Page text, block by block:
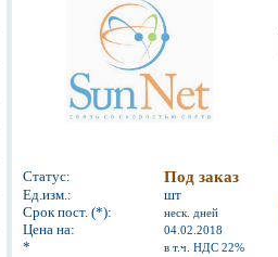
Статус: Под заказ
Ед.изм.:
шт
Срок пост. (*):
неск. дней
Цена на: 04.02.2018
* в т.ч. НДС 22%